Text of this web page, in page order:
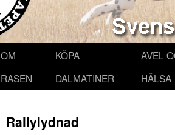
OM
RASEN
KÖPA
DALMATINER
AVEL
HÄLSA
Rallylydnad